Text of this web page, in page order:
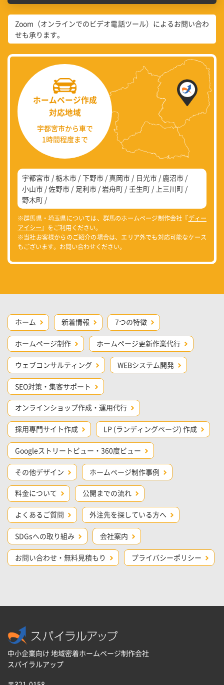
Zoom（オンラインでのビデオ電話ツール）によるお問い合わ
せも承ります。
ホームページ作成
対応地域
宇都宮市から車で
1時間程度まで
宇都宮市 栃木市 下野市 真岡市 日光市
鹿沼市
小山市 佐野市 足利市 岩舟町 壬生町
上三川町
野木町
※群馬県・埼玉県については、群馬のホームページ制作会社『ディー
アイシー』をご利用ください。
※当社お客様からのご紹介の場合は、エリア外でも対応可能なケース
もございます。お問い合わせください。
ホーム 新着情報 7つの特徴
ホームページ制作 ホームページ更新作業代行
ウェブコンサルティング WEBシステム開発
SEO対策・集客サポート
オンラインショップ作成・運用代行
採用専門サイト作成 LP (ランディングページ) 作成
Googleストリートビュー・360度ビュー
その他デザイン ホームページ制作事例
料金について 公開までの流れ
よくあるご質問 外注先を探している方へ
SDGsへの取り組み 会社案内
お問い合わせ・無料見積もり プライバシーポリシー
中小企業向け 地域密着ホームページ制作会社
スパイラルアップ